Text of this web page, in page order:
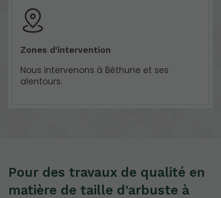
Zones d'intervention
Nous intervenons à Béthune et ses
alentours.
Pour des travaux de qualité en
matière de taille d'arbuste à